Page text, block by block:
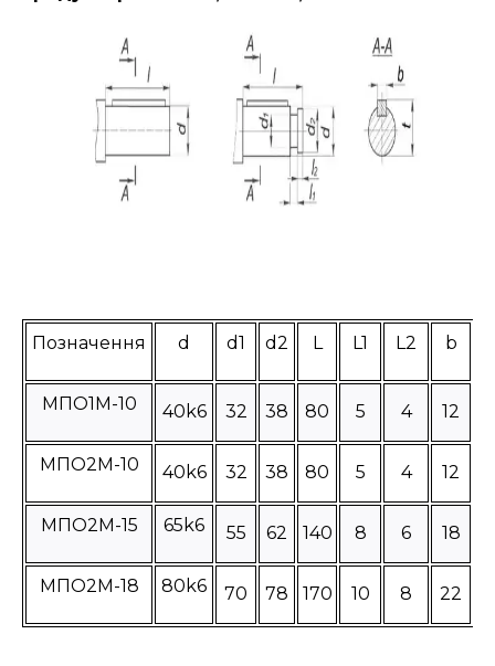
Позначення d d1 d2 L L1 L2 b
МПО1М-10 40k6 32 38 80 5 4 12
МПО2М-10 40k6 32 38 80 5 4 12
МПО2М-15 65k6 55 62 140 8 6 18
МПО2М-18 80k6 70 78 170 10 8 22